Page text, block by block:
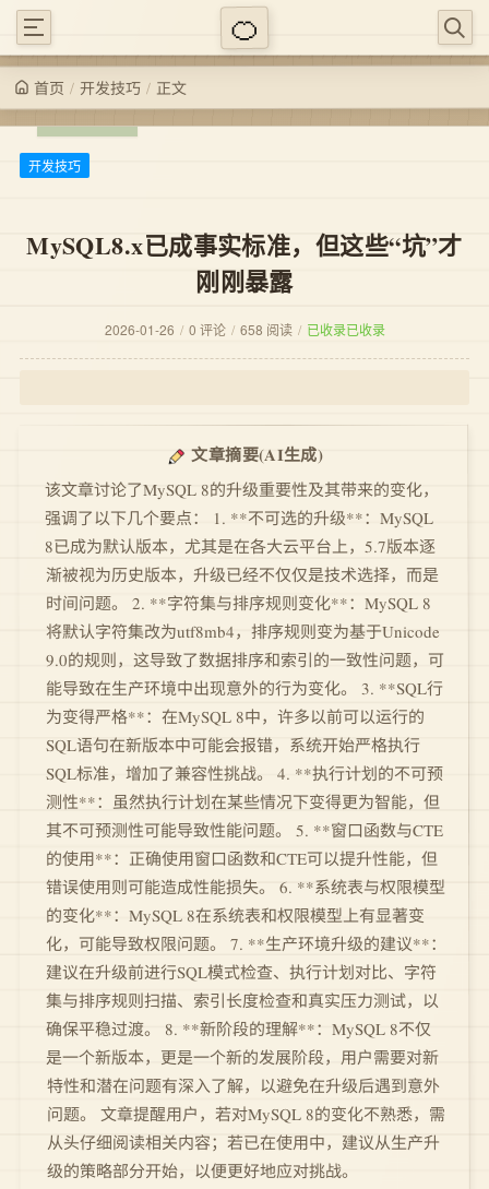
首页 / 开发技巧 / 正文
开发技巧
MySQL8.x已成事实标准，但这些“坑”才
刚刚暴露
2026-01-26 / 0 评论 / 658 阅读 / 已收录已收录
文章摘要(AI生成)
该文章讨论了MySQL 8的升级重要性及其带来的变化，
强调了以下几个要点： 1. **不可选的升级**：MySQL
8已成为默认版本，尤其是在各大云平台上，5.7版本逐
渐被视为历史版本，升级已经不仅仅是技术选择，而是
时间问题。 2. **字符集与排序规则变化**：MySQL 8
将默认字符集改为utf8mb4，排序规则变为基于Unicode
9.0的规则，这导致了数据排序和索引的一致性问题，可
能导致在生产环境中出现意外的行为变化。 3. **SQL行
为变得严格**：在MySQL 8中，许多以前可以运行的
SQL语句在新版本中可能会报错，系统开始严格执行
SQL标准，增加了兼容性挑战。 4. **执行计划的不可预
测性**：虽然执行计划在某些情况下变得更为智能，但
其不可预测性可能导致性能问题。 5. **窗口函数与CTE
的使用**：正确使用窗口函数和CTE可以提升性能，但
错误使用则可能造成性能损失。 6. **系统表与权限模型
的变化**：MySQL 8在系统表和权限模型上有显著变
化，可能导致权限问题。 7. **生产环境升级的建议**：
建议在升级前进行SQL模式检查、执行计划对比、字符
集与排序规则扫描、索引长度检查和真实压力测试，以
确保平稳过渡。 8. **新阶段的理解**：MySQL 8不仅
是一个新版本，更是一个新的发展阶段，用户需要对新
特性和潜在问题有深入了解，以避免在升级后遇到意外
问题。 文章提醒用户，若对MySQL 8的变化不熟悉，需
从头仔细阅读相关内容；若已在使用中，建议从生产升
级的策略部分开始，以便更好地应对挑战。